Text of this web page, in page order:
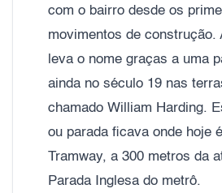
com o bairro desde os
movimentos de construção.
leva o nome graças a uma
ainda no século 19 nas
chamado William Harding.
ou parada ficava onde hoje
Tramway, a 300 metros da
Parada Inglesa do metrô.